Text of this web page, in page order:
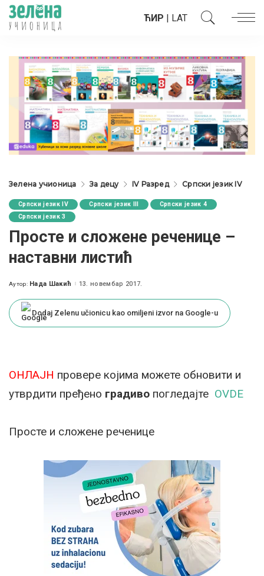
ЋИР | LAT
Зелена учионица За децу IV Разред Српски језик IV
Српски језик IV Српски језик III
Српски језик 4
Српски језик 3
Просте и сложене реченице –
наставни листић
Posted
Аутор: Нада Шакић 13. новембар 2017.
Dodaj Zelenu učionicu kao omiljeni izvor na Google-u
ОНЛАЈН провере којима можете обновити и
утврдити пређено градиво погледајте OVDE
Просте и сложене реченице